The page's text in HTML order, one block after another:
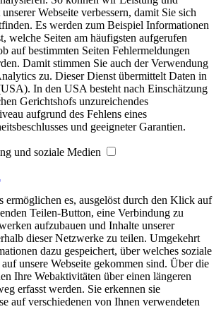
Webseite verbessern, damit Sie sich
Es werden zum Beispiel Informationen
welche Seiten am häufigsten aufgerufen
auf bestimmten Seiten Fehlermeldungen
Damit stimmen Sie auch der Verwendung
zu. Dieser Dienst übermittelt Daten in
In den USA besteht nach Einschätzung
Gerichtshofs unzureichendes
aufgrund des Fehlens eines
und geeigneter Garantien.
und soziale Medien
ermöglichen es, ausgelöst durch den Klick auf
Teilen-Button, eine Verbindung zu
aufzubauen und Inhalte unserer
dieser Netzwerke zu teilen. Umgekehrt
dazu gespeichert, über welches soziale
unsere Webseite gekommen sind. Über die
Ihre Webaktivitäten über einen längeren
erfasst werden. Sie erkennen sie
auf verschiedenen von Ihnen verwendeten